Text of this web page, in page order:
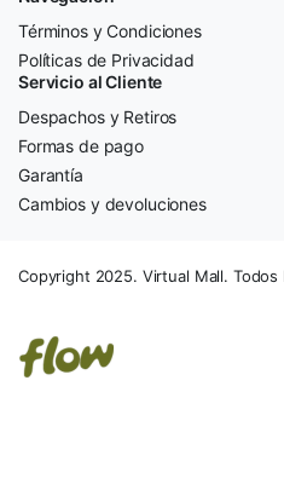
Términos y Condiciones
Políticas de Privacidad
Servicio al Cliente
Despachos y Retiros
Formas de pago
Garantía
Cambios y devoluciones
Copyright 2025. Virtual Mall.